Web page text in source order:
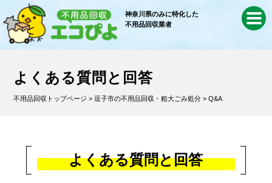
神奈川県のみに特化した
不用品回収業者
よくある質問と回答
不用品回収トップページ >逗子市の不用品回収・粗大ごみ処分 > Q&A
よくある質問と回答